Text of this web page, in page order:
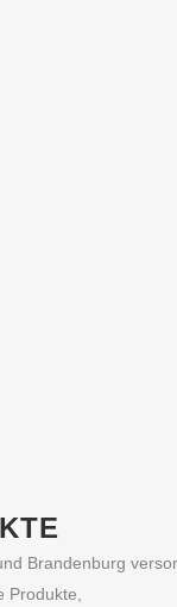
Brandenburg
Produkte,